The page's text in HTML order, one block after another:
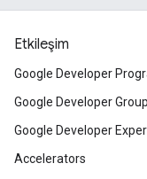
Etkileşim
Google Developer
Google Developer
Google Developer
Accelerators